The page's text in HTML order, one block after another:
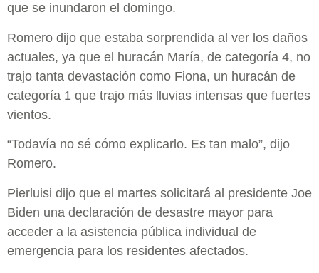
que se inundaron el domingo.
Romero dijo que estaba sorprendida al ver los daños
actuales, ya que el huracán María, de categoría 4, no
trajo tanta devastación como Fiona, un huracán de
categoría 1 que trajo más lluvias intensas que fuertes
vientos.
“Todavía no sé cómo explicarlo. Es tan malo”, dijo
Romero.
Pierluisi dijo que el martes solicitará al presidente Joe
Biden una declaración de desastre mayor para
acceder a la asistencia pública individual de
emergencia para los residentes afectados.